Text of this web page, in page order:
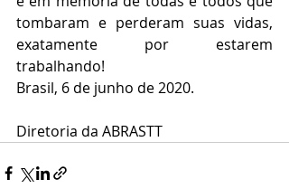
tombaram e perderam suas vidas,
exatamente por estarem
trabalhando!
Brasil, 6 de junho de 2020.
Diretoria da ABRASTT